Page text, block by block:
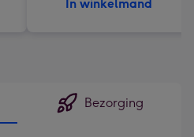
In winkelmand
Bezorging